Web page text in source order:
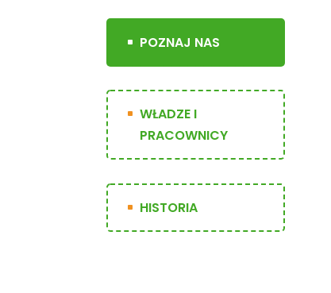
POZNAJ NAS
WŁADZE I
PRACOWNICY
HISTORIA